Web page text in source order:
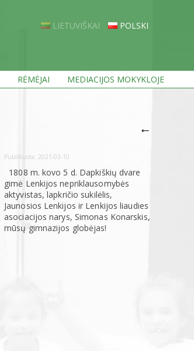
LIETUVIŠKAI POLSKI
RĖMĖJAI MEDIACIJOS MOKYKLOJE
←
Publikuota: 2021-03-10
1808 m. kovo 5 d. Dapkiškių dvare
gimė Lenkijos nepriklausomybės
aktyvistas, lapkričio sukilėlis,
Jaunosios Lenkijos ir Lenkijos liaudies
asociacijos narys, Simonas Konarskis,
mūsų gimnazijos globėjas!